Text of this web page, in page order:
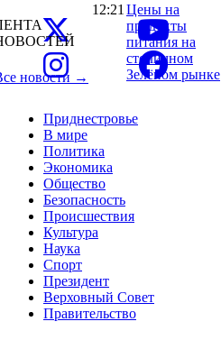
Приднестровье
В мире
Политика
Экономика
Общество
Безопасность
Происшествия
Культура
Наука
Спорт
Президент
Верховный Совет
Правительство
новости →
12:21 Цены на
продукты
питания на
столичном
Зелёном рынке